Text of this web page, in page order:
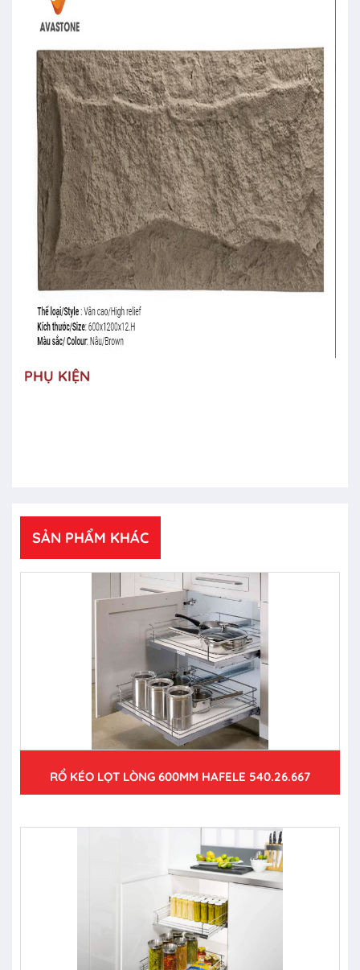
PHỤ KIỆN
SẢN PHẨM KHÁC
RỔ KÉO LỌT LÒNG 600MM HAFELE 540.26.667